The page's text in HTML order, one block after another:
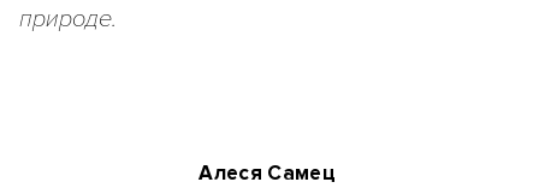
природе.
Алеся Самец